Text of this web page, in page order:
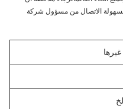
الاتصال من مسؤول شركة